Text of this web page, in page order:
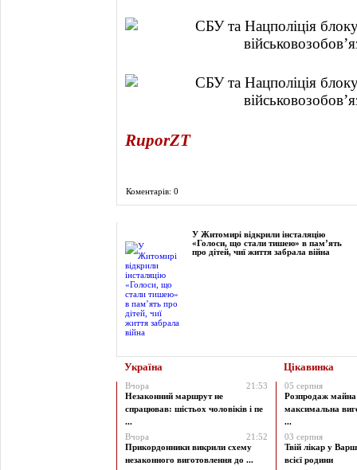
RuporZT
Коментарів: 0
У Житомирі відкрили інсталяцію
«Голоси, що стали тишею» в пам’ять
про дітей, чиї життя забрала війна
Україна Цікавинка
Вчора
21:53
Незаконний маршрут не
спрацював: шістьох чоловіків і пе
...
Вчора
21:52
Прикордонники викрили схему
незаконного виготовлення до ...
05 серпня
Розпродаж майна
максимальна
...
03 серпня
Твій лікар у
всієї родини